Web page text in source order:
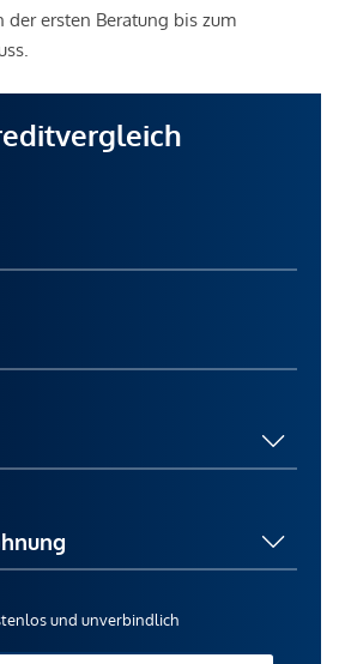
ersten Beratung bis zum
und unverbindlich